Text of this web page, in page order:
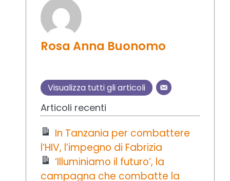
Rosa Anna Buonomo
Visualizza tutti gli articoli
Articoli recenti
In Tanzania per combattere
l’HIV, l’impegno di Fabrizia
‘Illuminiamo il futuro’, la
campagna che combatte la